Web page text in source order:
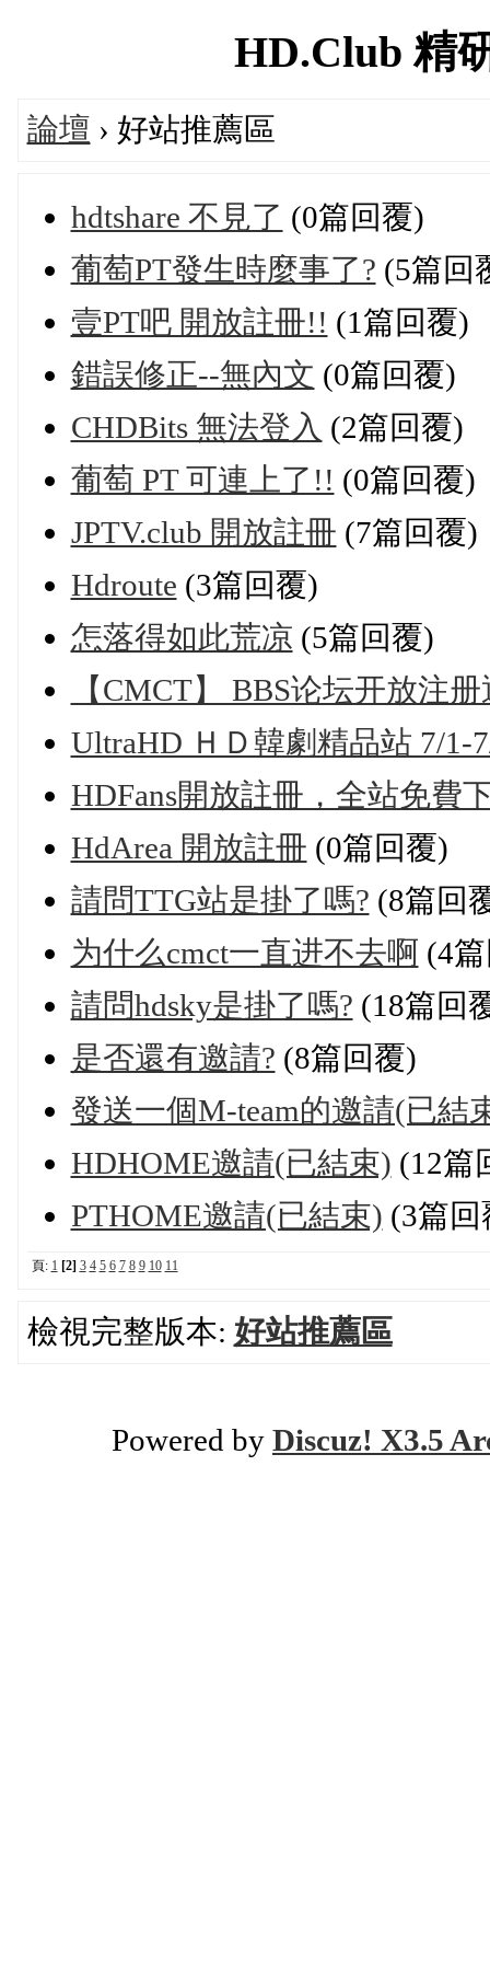
HD.Club 精
論壇 › 好站推薦區
hdtshare 不見了 (0篇回覆)
葡萄PT發生時麼事了? (5篇回
壹PT吧 開放註冊!! (1篇回覆)
錯誤修正--無內文 (0篇回覆)
CHDBits 無法登入 (2篇回覆)
葡萄 PT 可連上了!! (0篇回覆)
JPTV.club 開放註冊 (7篇回覆)
Hdroute (3篇回覆)
怎落得如此荒凉 (5篇回覆)
【CMCT】 BBS论坛开放注
UltraHD ＨＤ韓劇精品站 7/1-
HDFans開放註冊，全站免費
HdArea 開放註冊 (0篇回覆)
請問TTG站是掛了嗎? (8篇回
为什么cmct一直进不去啊 (4
請問hdsky是掛了嗎? (18篇回
是否還有邀請? (8篇回覆)
發送一個M-team的邀請(已結
HDHOME邀請(已結束) (12篇
PTHOME邀請(已結束) (3篇回
頁: 1 [2] 3 4 5 6 7 8 9 10 11
檢視完整版本: 好站推薦區
Powered by Discuz! X3.5